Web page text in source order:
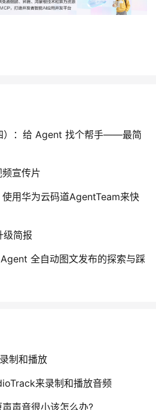
）：给 Agent 找个帮手——最简
宣传片
用华为云码道AgentTeam来快
简报
全自动图文发布的探索与踩
制和播放
来录制和播放音频
声音很小该怎么办?